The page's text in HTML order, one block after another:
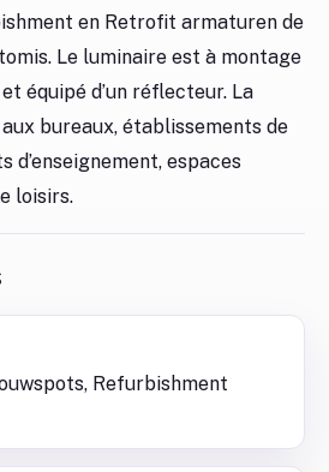
en Retrofit armaturen de
Le luminaire est à montage
équipé d’un réflecteur. La
bureaux, établissements de
d’enseignement, espaces
loisirs.
Refurbishment